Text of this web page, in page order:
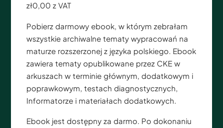
zł0,00 z VAT
Pobierz darmowy ebook, w którym zebrałam
wszystkie archiwalne tematy wypracowań na
maturze rozszerzonej z języka polskiego. Ebook
zawiera tematy opublikowane przez CKE w
arkuszach w terminie głównym, dodatkowym i
poprawkowym, testach diagnostycznych,
Informatorze i materiałach dodatkowych.
Ebook jest dostępny za darmo. Po dokonaniu